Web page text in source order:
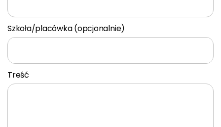
Szkoła/placówka (opcjonalnie)
Treść